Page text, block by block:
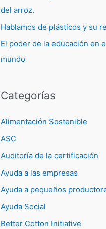
del arroz.
Hablamos de plásticos y su
El poder de la educación en
mundo
Categorías
Alimentación Sostenible
ASC
Auditoría de la certificación
Ayuda a las empresas
Ayuda a pequeños
Ayuda Social
Better Cotton Initiative